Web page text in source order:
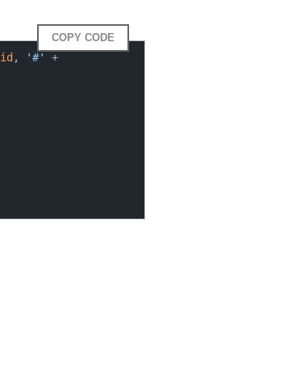
COPY CODE
id , '#'